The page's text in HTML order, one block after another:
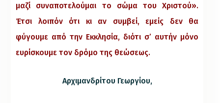
μαζί συναποτελούμαι το σώμα του Χριστού».
Έτσι λοιπόν ότι κι αν συμβεί, εμείς δεν θα
φύγουμε από την Εκκλησία, διότι σ’ αυτήν μόνο
ευρίσκουμε τον δρόμο της θεώσεως.
Αρχιμανδρίτου Γεωργίου,